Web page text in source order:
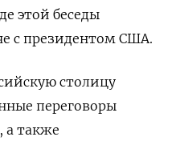
этой беседы
с президентом США.
столицу
переговоры
а также